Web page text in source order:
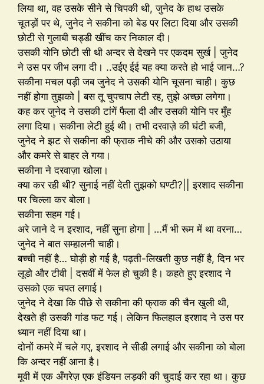
लिया था, वह उसके सीने से चिपकी थी, जुनेद के हाथ उसके
चूतड़ों पर थे, जुनेद ने सकीना को बेड पर लिटा दिया और उसकी
छोटी से गुलाबी चड्डी खींच कर निकाल दी।
उसकी योनि छोटी सी थी अन्दर से देखने पर एकदम सुर्ख | जुनेद
ने उस पर जीभ लगा दी। ..उईए ईई यह क्या करते हो भाई जान…?
सकीना मचल पड़ी जब जुनेद ने उसकी योनि चूसना चाही। कुछ
नहीं होगा तुझको | बस तू चुपचाप लेटी रह, तुझे अच्छा लगेगा।
कह कर जुनेद ने उसकी टांगें फैला दी और उसकी योनि पर मुँह
लगा दिया। सकीना लेटी हुई थी। तभी दरवाज़े की घंटी बजी,
जुनेद ने झट से सकीना की फ्राक नीचे की और उसको उठाया
और कमरे से बाहर ले गया।
सकीना ने दरवाज़ा खोला।
क्या कर रही थी? सुनाई नहीं देती तुझको घण्टी?|| इरशाद सकीना
पर चिल्ला कर बोला।
सकीना सहम गई।
अरे जाने दे न इरशाद, नहीं सुना होगा | …मैं भी रूम में था वरना…
जुनेद ने बात सम्हालनी चाही।
बच्ची नहीं है… घोड़ी हो गई है, पढ़ती-लिखती कुछ नहीं है, दिन भर
लूडो और टीवी | दसवीं में फेल हो चुकी है। कहते हुए इरशाद ने
उसको एक चपत लगाई।
जुनेद ने देखा कि पीछे से सकीना की फ्राक की चैन खुली थी,
देखते ही उसकी गांड फट गई। लेकिन फिलहाल इरशाद ने उस पर
ध्यान नहीं दिया था।
दोनों कमरे में चले गए, इरशाद ने सीडी लगाई और सकीना को बोला
कि अन्दर नहीं आना है।
मूवी में एक अँगरेज़ एक इंडियन लड़की की चुदाई कर रहा था। कुछ